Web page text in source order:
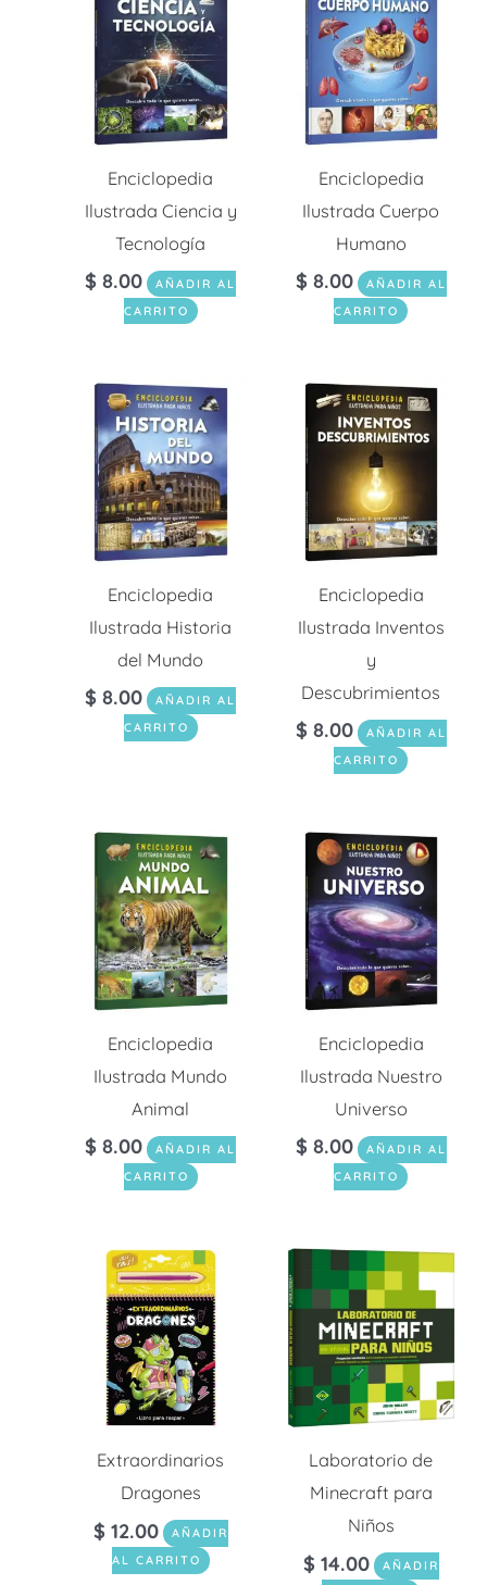
Enciclopedia
Ilustrada Ciencia y
Tecnología
$ 8.00
AÑADIR AL
CARRITO
Enciclopedia
Ilustrada Cuerpo
Humano
$ 8.00
AÑADIR AL
CARRITO
Enciclopedia
Ilustrada Historia
del Mundo
$ 8.00
AÑADIR AL
CARRITO
Enciclopedia
Ilustrada Inventos
y
Descubrimientos
$ 8.00
AÑADIR AL
CARRITO
Enciclopedia
Ilustrada Mundo
Animal
$ 8.00
AÑADIR AL
CARRITO
Enciclopedia
Ilustrada Nuestro
Universo
$ 8.00
AÑADIR AL
CARRITO
Extraordinarios
Dragones
$ 12.00
AÑADIR
AL CARRITO
Laboratorio de
Minecraft para
Niños
$ 14.00
AÑADIR